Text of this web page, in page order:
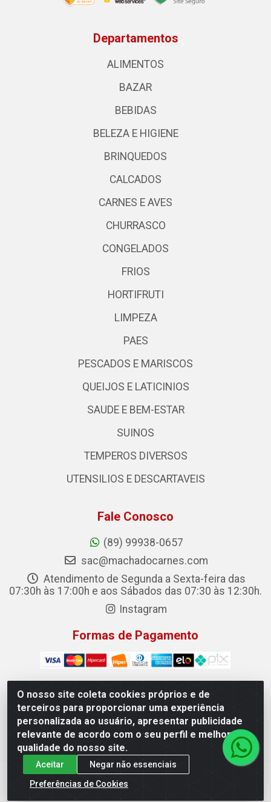
O nosso site coleta cookies próprios e de
terceiros para proporcionar uma experiência
personalizada ao usuário, apresentar publicidade
relevante de acordo com o seu perfil e melhorar a
qualidade do nosso site.
Aceitar
Negar não essenciais
Preferências de Cookies
Departamentos
ALIMENTOS
BAZAR
BEBIDAS
BELEZA E HIGIENE
BRINQUEDOS
CALCADOS
CARNES E AVES
CHURRASCO
CONGELADOS
FRIOS
HORTIFRUTI
LIMPEZA
PAES
PESCADOS E MARISCOS
QUEIJOS E LATICINIOS
SAUDE E BEM-ESTAR
SUINOS
TEMPEROS DIVERSOS
UTENSILIOS E DESCARTAVEIS
Fale Conosco
(89) 99938-0657
sac@machadocarnes.com
Atendimento de Segunda a Sexta-feira das
07:30h às 17:00h e aos Sábados das 07:30 às 12:30h.
Instagram
Formas de Pagamento
Machado Carnes Distribuidora de Alimentos LTDA -
Logradouro: Avenida Candido Aleixo, 148 - Centro - Oeiras/PI
- CEP 64.500-000 - 31.391.008/0001-50